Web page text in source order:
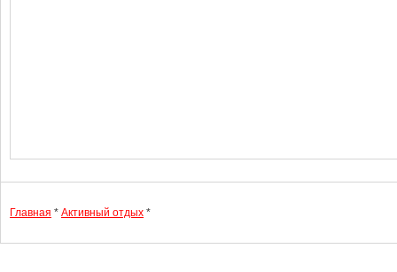
Главная * Активный отдых *